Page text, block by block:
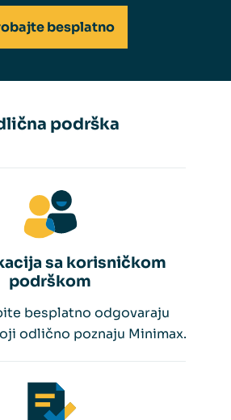
besplatno
podrška
sa korisničkom
podrškom
besplatno odgovaraju
odlično poznaju Minimax.